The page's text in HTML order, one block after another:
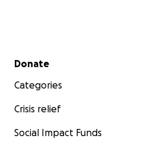
Secondary menu
Donate
Categories
Crisis relief
Social Impact Funds